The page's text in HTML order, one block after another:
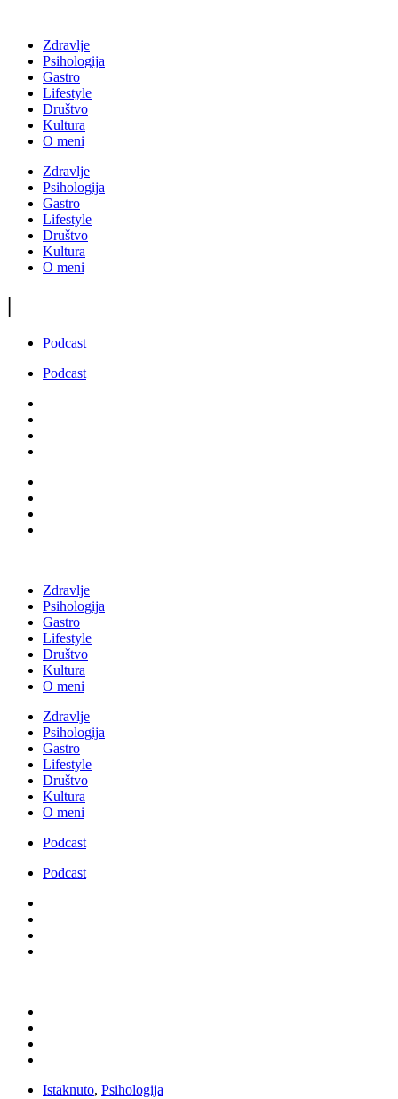
Zdravlje
Psihologija
Gastro
Lifestyle
Društvo
Kultura
O meni
Zdravlje
Psihologija
Gastro
Lifestyle
Društvo
Kultura
O meni
|
Podcast
Podcast
Zdravlje
Psihologija
Gastro
Lifestyle
Društvo
Kultura
O meni
Zdravlje
Psihologija
Gastro
Lifestyle
Društvo
Kultura
O meni
Podcast
Podcast
Istaknuto, Psihologija